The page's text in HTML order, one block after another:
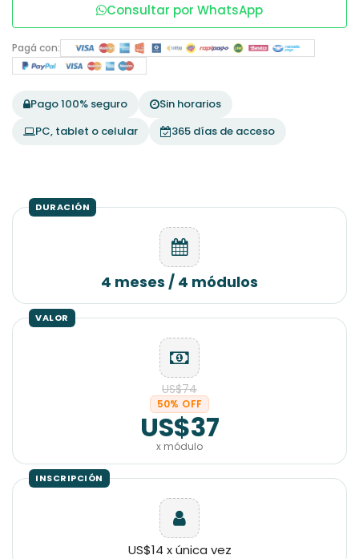
Consultar por WhatsApp
Pagá con:
Pago 100% seguro
Sin horarios
PC, tablet o celular
365 días de acceso
4 meses / 4 módulos
US$74
50% OFF
US$37
x módulo
US$14 x única vez